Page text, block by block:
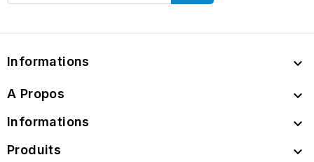
Informations 
A Propos 
Informations 
Produits 